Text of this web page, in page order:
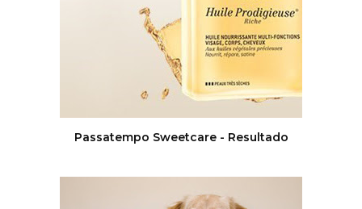
Passatempo Sweetcare - Resultado